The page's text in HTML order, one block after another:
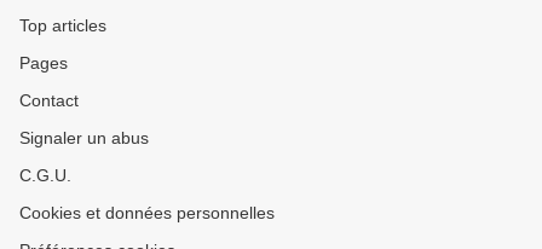
Top articles
Pages
Contact
Signaler un abus
C.G.U.
Cookies et données personnelles